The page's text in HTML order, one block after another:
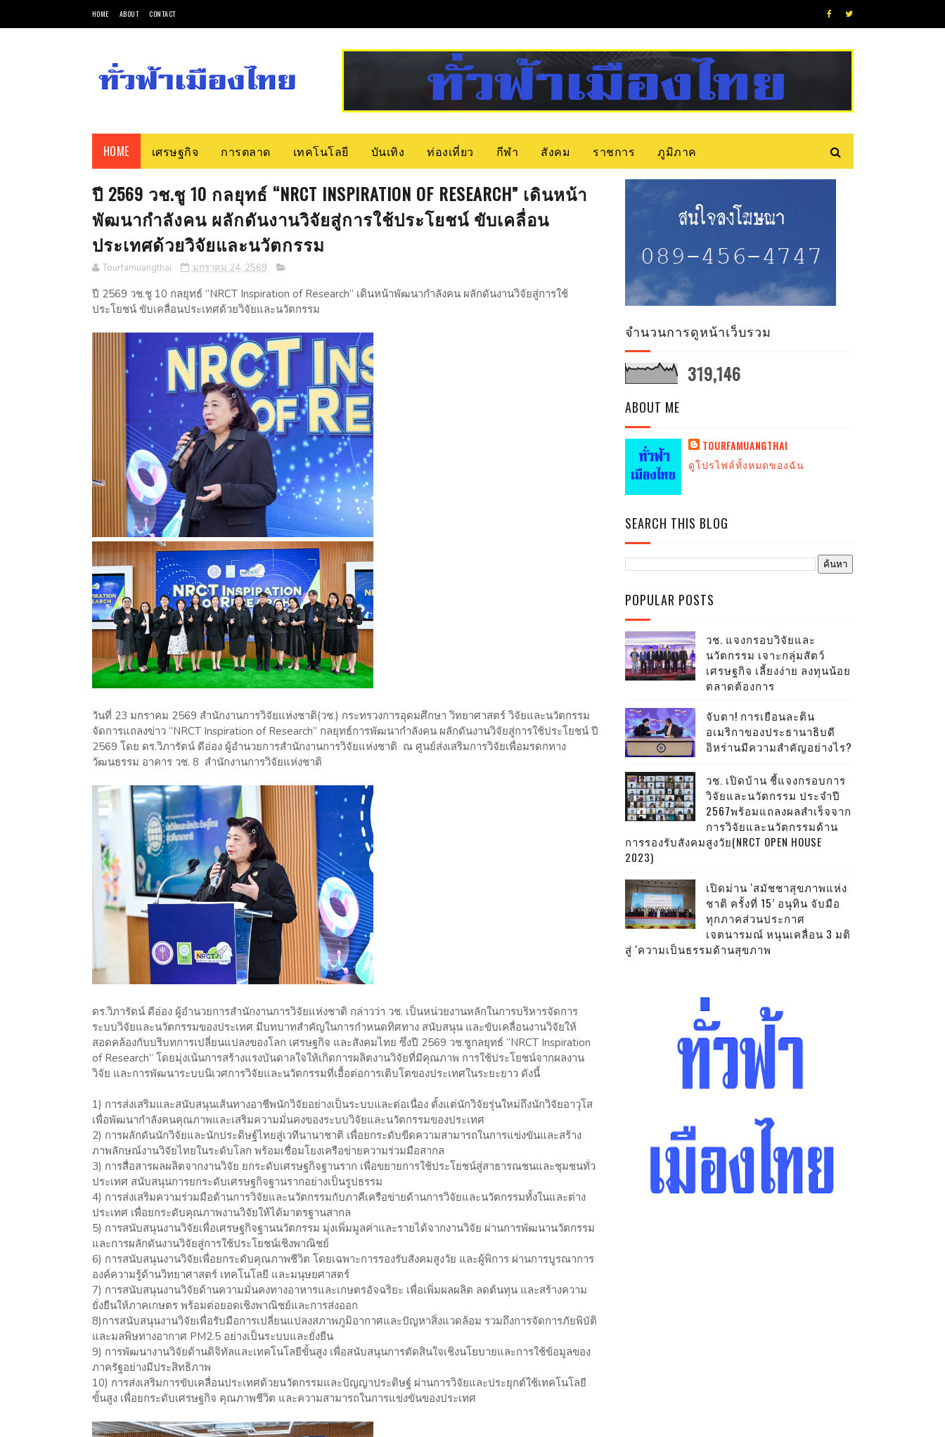
HOME ABOUT CONTACT
HOME เศรษฐกิจ การตลาด เทคโนโลยี บันเทิง ท่องเที่ยว กีฬา สังคม ราชการ ภูมิภาค
ปี 2569 วช.ชู 10 กลยุทธ์ “NRCT INSPIRATION OF RESEARCH” เดินหน้า
พัฒนากำลังคน ผลักดันงานวิจัยสู่การใช้ประโยชน์ ขับเคลื่อน
ประเทศด้วยวิจัยและนวัตกรรม
Tourfamuangthai มกราคม 24, 2569
ปี 2569 วช.ชู 10 กลยุทธ์ “NRCT Inspiration of Research” เดินหน้าพัฒนากำลังคน ผลักดันงานวิจัยสู่การใช้
ประโยชน์ ขับเคลื่อนประเทศด้วยวิจัยและนวัตกรรม
วันที่ 23 มกราคม 2569 สำนักงานการวิจัยแห่งชาติ(วช.) กระทรวงการอุดมศึกษา วิทยาศาสตร์ วิจัยและนวัตกรรม
จัดการแถลงข่าว “NRCT Inspiration of Research” กลยุทธ์การพัฒนากำลังคน ผลักดันงานวิจัยสู่การใช้ประโยชน์ ปี
2569 โดย ดร.วิภารัตน์ ดีอ่อง ผู้อำนวยการสำนักงานการวิจัยแห่งชาติ ณ ศูนย์ส่งเสริมการวิจัยเพื่อมรดกทาง
วัฒนธรรม อาคาร วช. 8 สำนักงานการวิจัยแห่งชาติ
ดร.วิภารัตน์ ดีอ่อง ผู้อำนวยการสำนักงานการวิจัยแห่งชาติ กล่าวว่า วช. เป็นหน่วยงานหลักในการบริหารจัดการ
ระบบวิจัยและนวัตกรรมของประเทศ มีบทบาทสำคัญในการกำหนดทิศทาง สนับสนุน และขับเคลื่อนงานวิจัยให้
สอดคล้องกับบริบทการเปลี่ยนแปลงของโลก เศรษฐกิจ และสังคมไทย ซึ่งปี 2569 วช.ชูกลยุทธ์ “NRCT Inspiration
of Research” โดยมุ่งเน้นการสร้างแรงบันดาลใจให้เกิดการผลิตงานวิจัยที่มีคุณภาพ การใช้ประโยชน์จากผลงาน
วิจัย และการพัฒนาระบบนิเวศการวิจัยและนวัตกรรมที่เอื้อต่อการเติบโตของประเทศในระยะยาว ดังนี้
1) การส่งเสริมและสนับสนุนเส้นทางอาชีพนักวิจัยอย่างเป็นระบบและต่อเนื่อง ตั้งแต่นักวิจัยรุ่นใหม่ถึงนักวิจัยอาวุโส
เพื่อพัฒนากำลังคนคุณภาพและเสริมความมั่นคงของระบบวิจัยและนวัตกรรมของประเทศ
2) การผลักดันนักวิจัยและนักประดิษฐ์ไทยสู่เวทีนานาชาติ เพื่อยกระดับขีดความสามารถในการแข่งขันและสร้าง
ภาพลักษณ์งานวิจัยไทยในระดับโลก พร้อมเชื่อมโยงเครือข่ายความร่วมมือสากล
3) การสื่อสารผลผลิตจากงานวิจัย ยกระดับเศรษฐกิจฐานราก เพื่อขยายการใช้ประโยชน์สู่สาธารณชนและชุมชนทั่ว
ประเทศ สนับสนุนการยกระดับเศรษฐกิจฐานรากอย่างเป็นรูปธรรม
4) การส่งเสริมความร่วมมือด้านการวิจัยและนวัตกรรมกับภาคีเครือข่ายด้านการวิจัยและนวัตกรรมทั้งในและต่าง
ประเทศ เพื่อยกระดับคุณภาพงานวิจัยให้ได้มาตรฐานสากล
5) การสนับสนุนงานวิจัยเพื่อเศรษฐกิจฐานนวัตกรรม มุ่งเพิ่มมูลค่าและรายได้จากงานวิจัย ผ่านการพัฒนานวัตกรรม
และการผลักดันงานวิจัยสู่การใช้ประโยชน์เชิงพาณิชย์
6) การสนับสนุนงานวิจัยเพื่อยกระดับคุณภาพชีวิต โดยเฉพาะการรองรับสังคมสูงวัย และผู้พิการ ผ่านการบูรณาการ
องค์ความรู้ด้านวิทยาศาสตร์ เทคโนโลยี และมนุษยศาสตร์
7) การสนับสนุนงานวิจัยด้านความมั่นคงทางอาหารและเกษตรอัจฉริยะ เพื่อเพิ่มผลผลิต ลดต้นทุน และสร้างความ
ยั่งยืนให้ภาคเกษตร พร้อมต่อยอดเชิงพาณิชย์และการส่งออก
8)การสนับสนุนงานวิจัยเพื่อรับมือการเปลี่ยนแปลงสภาพภูมิอากาศและปัญหาสิ่งแวดล้อม รวมถึงการจัดการภัยพิบัติ
และมลพิษทางอากาศ PM2.5 อย่างเป็นระบบและยั่งยืน
9) การพัฒนางานวิจัยด้านดิจิทัลและเทคโนโลยีขั้นสูง เพื่อสนับสนุนการตัดสินใจเชิงนโยบายและการใช้ข้อมูลของ
ภาครัฐอย่างมีประสิทธิภาพ
10) การส่งเสริมการขับเคลื่อนประเทศด้วยนวัตกรรมและปัญญาประดิษฐ์ ผ่านการวิจัยและประยุกต์ใช้เทคโนโลยี
ขั้นสูง เพื่อยกระดับเศรษฐกิจ คุณภาพชีวิต และความสามารถในการแข่งขันของประเทศ
จำนวนการดูหน้าเว็บรวม
319,146
ABOUT ME
TOURFAMUANGTHAI
ดูโปรไฟล์ทั้งหมดของฉัน
SEARCH THIS BLOG
POPULAR POSTS
วช. แจงกรอบวิจัยและ
นวัตกรรม เจาะกลุ่มสัตว์
เศรษฐกิจ เลี้ยงง่าย ลงทุนน้อย
ตลาดต้องการ
จับตา! การเยือนละติน
อเมริกาของประธานาธิบดี
อิหร่านมีความสำคัญอย่างไร?
วช. เปิดบ้าน ชี้แจงกรอบการ
วิจัยและนวัตกรรม ประจำปี
2567พร้อมแถลงผลสำเร็จจาก
การวิจัยและนวัตกรรมด้าน
การรองรับสังคมสูงวัย(NRCT OPEN HOUSE
2023)
เปิดม่าน ‘สมัชชาสุขภาพแห่ง
ชาติ ครั้งที่ 15’ อนุทิน จับมือ
ทุกภาคส่วนประกาศ
เจตนารมณ์ หนุนเคลื่อน 3 มติ
สู่ ‘ความเป็นธรรมด้านสุขภาพ